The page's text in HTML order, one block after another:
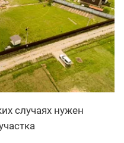
случаях нужен